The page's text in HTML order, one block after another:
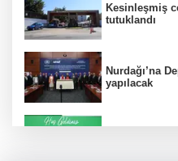
Kesinleşmiş
tutuklandı
Nurdağı’na
yapılacak